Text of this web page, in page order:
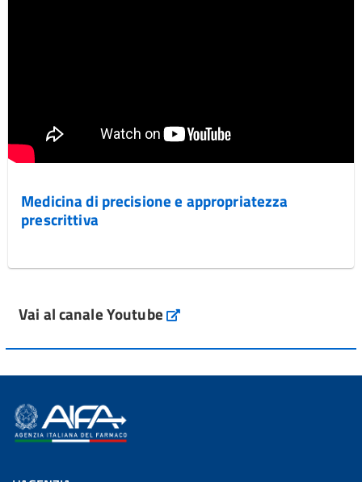
Medicina di precisione e appropriatezza
prescrittiva
Vai al canale Youtube